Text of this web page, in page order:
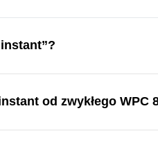
od zwykłego WPC